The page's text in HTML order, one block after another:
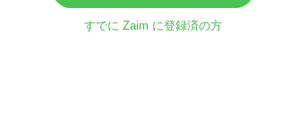
すでに Zaim に登録済の方